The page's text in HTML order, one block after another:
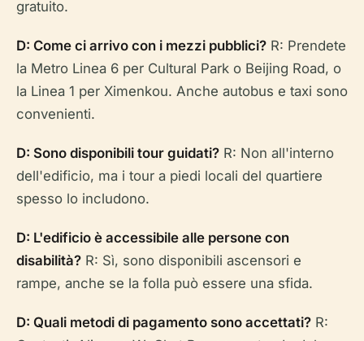
gratuito.
D: Come ci arrivo con i mezzi pubblici? R: Prendete
la Metro Linea 6 per Cultural Park o Beijing Road, o
la Linea 1 per Ximenkou. Anche autobus e taxi sono
convenienti.
D: Sono disponibili tour guidati? R: Non all'interno
dell'edificio, ma i tour a piedi locali del quartiere
spesso lo includono.
D: L'edificio è accessibile alle persone con
disabilità? R: Sì, sono disponibili ascensori e
rampe, anche se la folla può essere una sfida.
D: Quali metodi di pagamento sono accettati? R: